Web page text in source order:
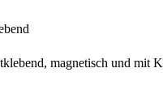
magnetisch und mit